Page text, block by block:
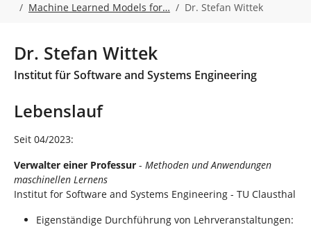
d
h
r
Machine Learned Models for…
Dr. Stefan Wittek
Dr. Stefan Wittek
Institut für Software and Systems Engineering
Lebenslauf
Seit 04/2023:
Verwalter einer Professur - Methoden und Anwendungen
maschinellen Lernens
Institut for Software and Systems Engineering - TU Clausthal
Eigenständige Durchführung von Lehrveranstaltungen: